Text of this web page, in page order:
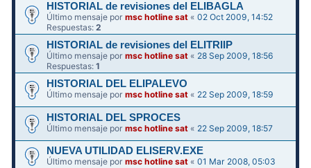
HISTORIAL de revisiones del ELIBAGLA
Último mensaje pormsc hotline sat «02 Oct 2009, 14:52
Respuestas:2
HISTORIAL de revisiones del ELITRIIP
Último mensaje pormsc hotline sat « 28 Sep 2009, 18:56
Respuestas:1
HISTORIAL DEL ELIPALEVO
Último mensaje pormsc hotline sat « 22 Sep 2009, 18:59
HISTORIAL DEL SPROCES
Último mensaje pormsc hotline sat « 22 Sep 2009, 18:57
NUEVA UTILIDAD ELISERV.EXE
Último mensaje pormsc hotline sat «01 Mar 2008, 05:03